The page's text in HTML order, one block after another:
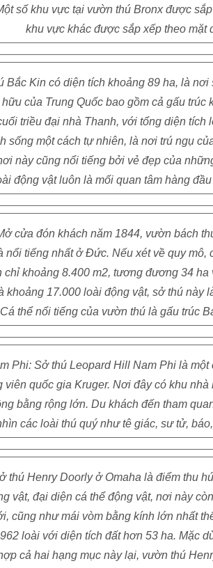
số khu vực tại vườn thú Bronx được
khu vực khác được sắp xếp theo mặt
Bắc Kin có diện tích khoảng 89 ha, là
của Trung Quốc bao gồm cả gấu
triều đại nhà Thanh, với tổng diện tích
sống một cách tự nhiên, là nơi trú ngụ
này cũng nổi tiếng bởi vẻ đẹp của
động vật luôn là mối quan tâm hàng
cửa đón khách năm 1844, vườn bách
nổi tiếng nhất ở Đức. Nếu xét về quy mô,
chỉ khoảng 8.400 m2, tương đương 34
khoảng 17.000 loài động vật, sở thú này
thể nổi tiếng của vườn thú là gấu trúc
Phi: Sở thú Leopard Hill Nam Phi là
viên quốc gia Kruger. Nơi đây có khu
bằng rộng lớn. Du khách đến tham
các loài thú quý như tê giác, sư tử,
thú Henry Doorly ở Omaha là điểm thu
vật, đại diện cá thể động vật, nơi này
cũng như mái vòm bằng kính lớn nhất
loài với diện tích đất hơn 53 ha. Mặc
cả hai hạng mục này lại, vườn thú